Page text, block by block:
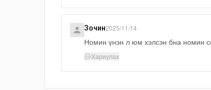
Зочин2025/11/14
Номин үнэн л юм хэлсэн бна номин
Хариулах